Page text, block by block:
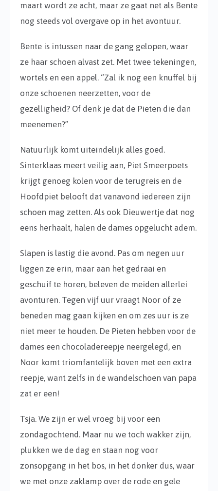
maart wordt ze acht, maar ze gaat net als Bente
nog steeds vol overgave op in het avontuur.
Bente is intussen naar de gang gelopen, waar
ze haar schoen alvast zet. Met twee tekeningen,
wortels en een appel. “Zal ik nog een knuffel bij
onze schoenen neerzetten, voor de
gezelligheid? Of denk je dat de Pieten die dan
meenemen?”
Natuurlijk komt uiteindelijk alles goed.
Sinterklaas meert veilig aan, Piet Smeerpoets
krijgt genoeg kolen voor de terugreis en de
Hoofdpiet belooft dat vanavond iedereen zijn
schoen mag zetten. Als ook Dieuwertje dat nog
eens herhaalt, halen de dames opgelucht adem.
Slapen is lastig die avond. Pas om negen uur
liggen ze erin, maar aan het gedraai en
geschuif te horen, beleven de meiden allerlei
avonturen. Tegen vijf uur vraagt Noor of ze
beneden mag gaan kijken en om zes uur is ze
niet meer te houden. De Pieten hebben voor de
dames een chocoladereepje neergelegd, en
Noor komt triomfantelijk boven met een extra
reepje, want zelfs in de wandelschoen van papa
zat er een!
Tsja. We zijn er wel vroeg bij voor een
zondagochtend. Maar nu we toch wakker zijn,
plukken we de dag en staan nog voor
zonsopgang in het bos, in het donker dus, waar
we met onze zaklamp over de rode en gele